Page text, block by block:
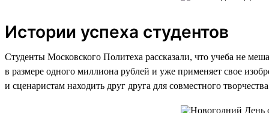
Истории успеха студентов
Студенты Московского Политеха рассказали, что учеба не
в размере одного миллиона рублей и уже применяет свое
и сценаристам находить друг друга для совместного